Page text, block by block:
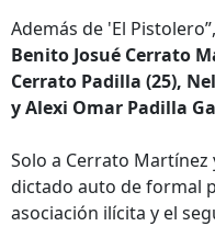
Además de 'El
Benito Josué Cerrato
Cerrato Padilla (25),
y Alexi Omar Padilla
Solo a Cerrato Martínez
dictado auto de formal
asociación ilícita y el